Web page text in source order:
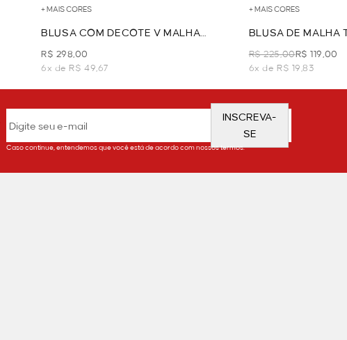
+ MAIS CORES
BLUSA COM DECOTE V MALHA
TEXTURIZADA - VANILA
R$ 298,00
6x de R$ 49,67
+ MAIS CORES
BLUSA DE MALHA
OFF WHITE
R$ 225,00R$ 119,00
6x de R$ 19,83
INSCREVA-
SE
Caso continue, entendemos que você está de acordo com nossos termos.